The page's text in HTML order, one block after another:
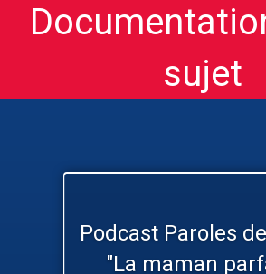
sujet
Podcast Paroles
"La maman